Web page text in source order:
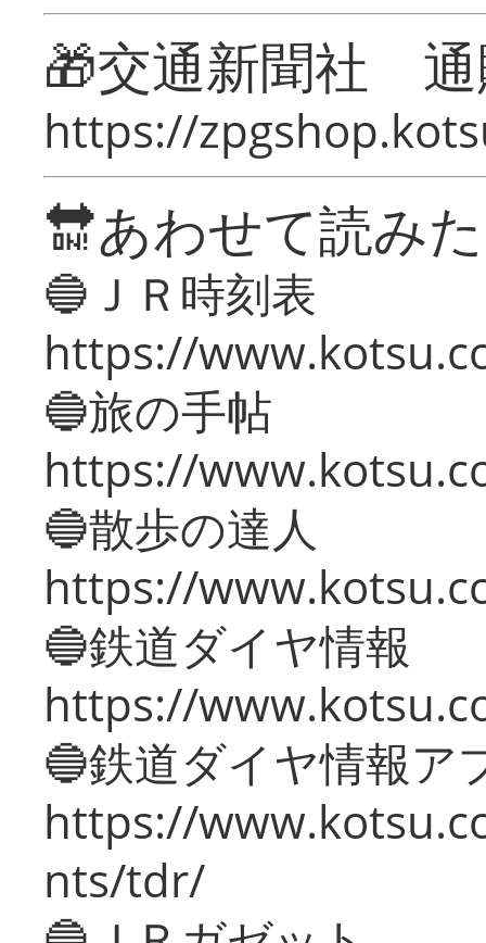
🎁交通新聞社
https://
🔛あわせて読み
🔵ＪＲ時刻表
https://
🔵旅の手帖
https://
🔵散歩の達人
https://
🔵鉄道ダイヤ情報
https://
🔵鉄道ダイヤ情報ア
https://
nts/tdr/